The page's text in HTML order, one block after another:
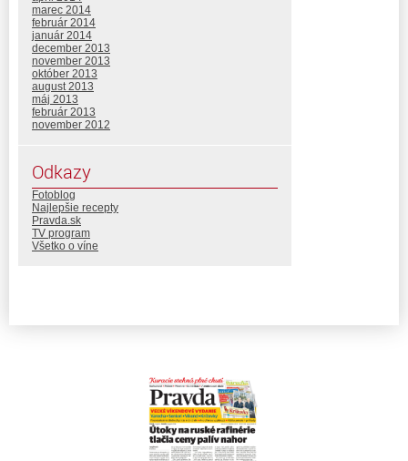
marec 2014
február 2014
január 2014
december 2013
november 2013
október 2013
august 2013
máj 2013
február 2013
november 2012
Odkazy
Fotoblog
Najlepšie recepty
Pravda.sk
TV program
Všetko o víne